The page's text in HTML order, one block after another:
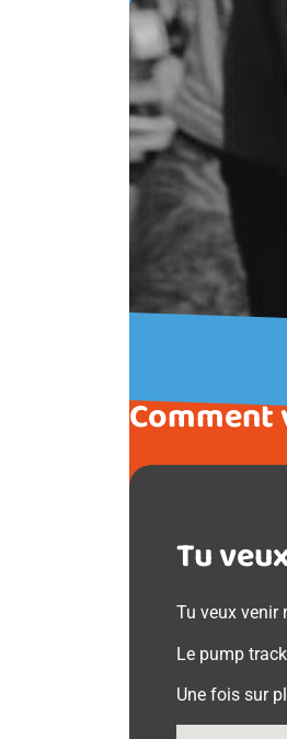
Comment
Tu
Tu veux venir
Le pump
Une fois sur